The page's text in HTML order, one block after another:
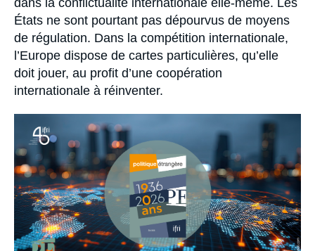
dans la conflictualité internationale elle-même. Les
États ne sont pourtant pas dépourvus de moyens
de régulation. Dans la compétition internationale,
l’Europe dispose de cartes particulières, qu’elle
doit jouer, au profit d’une coopération
internationale à réinventer.
principale